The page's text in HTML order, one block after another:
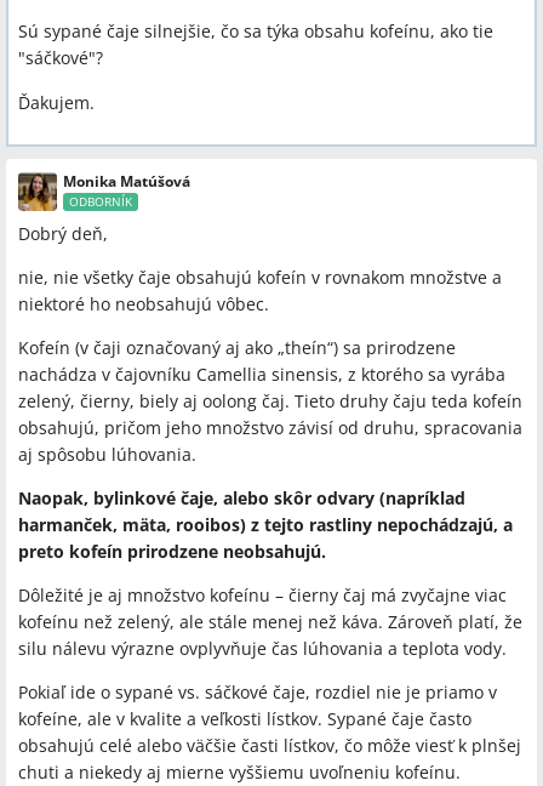
Sú sypané čaje silnejšie, čo sa týka obsahu kofeínu, ako tie
"sáčkové"?
Ďakujem.
Monika Matúšová
ODBORNÍK
Dobrý deň,
nie, nie všetky čaje obsahujú kofeín v rovnakom množstve a
niektoré ho neobsahujú vôbec.
Kofeín (v čaji označovaný aj ako „theín“) sa prirodzene
nachádza v čajovníku Camellia sinensis, z ktorého sa vyrába
zelený, čierny, biely aj oolong čaj. Tieto druhy čaju teda kofeín
obsahujú, pričom jeho množstvo závisí od druhu, spracovania
aj spôsobu lúhovania.
Naopak, bylinkové čaje, alebo skôr odvary (napríklad
harmanček, mäta, rooibos) z tejto rastliny nepochádzajú, a
preto kofeín prirodzene neobsahujú.
Dôležité je aj množstvo kofeínu – čierny čaj má zvyčajne viac
kofeínu než zelený, ale stále menej než káva. Zároveň platí, že
silu nálevu výrazne ovplyvňuje čas lúhovania a teplota vody.
Pokiaľ ide o sypané vs. sáčkové čaje, rozdiel nie je priamo v
kofeíne, ale v kvalite a veľkosti lístkov. Sypané čaje často
obsahujú celé alebo väčšie časti lístkov, čo môže viesť k plnšej
chuti a niekedy aj mierne vyššiemu uvoľneniu kofeínu.